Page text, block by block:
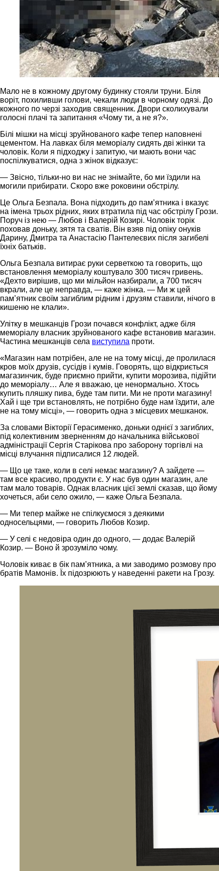
Мало не в кожному другому будинку стояли труни. Біля
воріт, похиливши голови, чекали люди в чорному одязі. До
кожного по черзі заходив священник. Двори сколихували
голосні плачі та запитання «Чому ти, а не я?».
Білі мішки на місці зруйнованого кафе тепер наповнені
цементом. На лавках біля меморіалу сидять дві жінки та
чоловік. Коли я підходжу і запитую, чи мають вони час
поспілкуватися, одна з жінок відказує:
— Звісно, тільки-но ви нас не знімайте, бо ми їздили на
могили прибирати. Скоро вже роковини обстрілу.
Це Ольга Безпала. Вона підходить до пам’ятника і вказує
на імена трьох рідних, яких втратила під час обстрілу Грози.
Поруч із нею — Любов і Валерій Козирі. Чоловік торік
поховав доньку, зятя та сватів. Він взяв під опіку онуків
Дарину, Дмитра та Анастасію Пантелеєвих після загибелі
їхніх батьків.
Ольга Безпала витирає руки серветкою та говорить, що
встановлення меморіалу коштувало 300 тисяч гривень.
«Дехто вирішив, що ми мільйон назбирали, а 700 тисяч
вкрали, але це неправда, — каже жінка. — Ми ж цей
пам’ятник своїм загиблим рідним і друзям ставили, нічого в
кишеню не клали».
Улітку в мешканців Грози почався конфлікт, адже біля
меморіалу власник зруйнованого кафе встановив магазин.
Частина мешканців села виступила проти.
«Магазин нам потрібен, але не на тому місці, де пролилася
кров моїх друзів, сусідів і кумів. Говорять, що відкриється
магазинчик, буде приємно прийти, купити морозива, підійти
до меморіалу… Але я вважаю, це ненормально. Хтось
купить пляшку пива, буде там пити. Ми не проти магазину!
Хай і ще три встановлять, не потрібно буде нам їздити, але
не на тому місці», — говорить одна з місцевих мешканок.
За словами Вікторії Герасименко, доньки однієї з загиблих,
під колективним зверненням до начальника військової
адміністрації Сергія Старікова про заборону торгівлі на
місці влучання підписалися 12 людей.
— Що це таке, коли в селі немає магазину? А зайдете —
там все красиво, продукти є. У нас був один магазин, але
там мало товарів. Однак власник цієї землі сказав, що йому
хочеться, аби село ожило, — каже Ольга Безпала.
— Ми тепер майже не спілкуємося з деякими
односельцями, — говорить Любов Козир.
— У селі є недовіра один до одного, — додає Валерій
Козир. — Воно й зрозуміло чому.
Чоловік киває в бік пам’ятника, а ми заводимо розмову про
братів Мамонів. Їх підозрюють у наведенні ракети на Грозу.